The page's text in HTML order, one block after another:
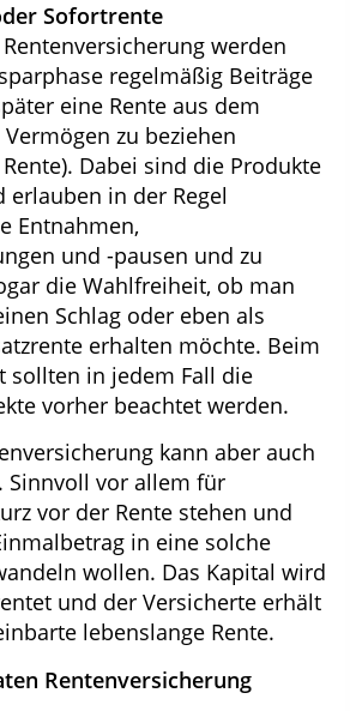
Sofortrente
werden
regelmäßig Beiträge
eine Rente aus dem
zu beziehen
Dabei sind die Produkte
erlauben in der Regel
Entnahmen,
und -pausen und zu
die Wahlfreiheit, ob man
Schlag oder eben als
erhalten möchte. Beim
sollten in jedem Fall die
vorher beachtet werden.
kann aber auch
Sinnvoll vor allem für
vor der Rente stehen und
in eine solche
wollen. Das Kapital wird
und der Versicherte erhält
lebenslange Rente.
Rentenversicherung